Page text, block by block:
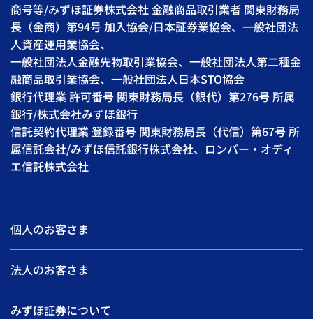
商号等/みずほ証券株式会社 金融商品取引業者 関東財務局
長（金商）第94号 加入協会/日本証券業協会、一般社団法
人資産運用業協会、
一般社団法人金融先物取引業協会、一般社団法人第二種金
融商品取引業協会、一般社団法人日本STO協会
銀行代理業 許可番号 関東財務局長（銀代）第276号 所属
銀行/株式会社みずほ銀行
信託契約代理業 登録番号 関東財務局長（代信）第67号 所
属信託会社/みずほ信託銀行株式会社、ロンバー・オディ
エ信託株式会社
個人のお客さま
法人のお客さま
みずほ証券について